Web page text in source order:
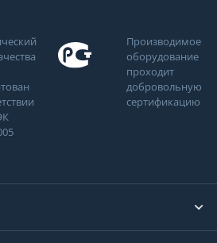
Производимое
оборудование
проходит
добровольную
сертификацию